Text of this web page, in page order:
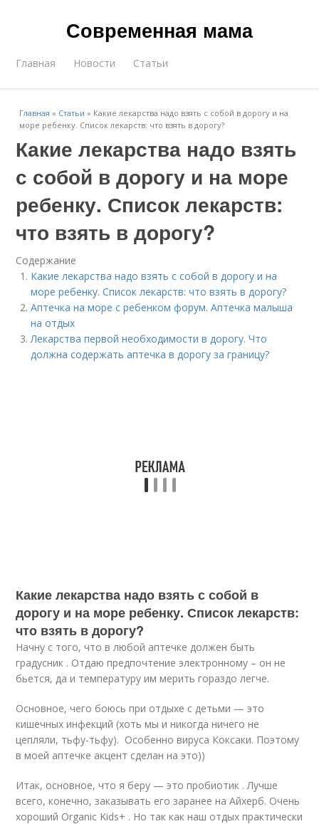
Современная мама
Главная Новости Статьи
Главная » Статьи » Какие лекарства надо взять с собой в дорогу и на
море ребенку. Список лекарств: что взять в дорогу?
Какие лекарства надо взять
с собой в дорогу и на море
ребенку. Список лекарств:
что взять в дорогу?
Содержание
Какие лекарства надо взять с собой в дорогу и на
море ребенку. Список лекарств: что взять в дорогу?
Аптечка на море с ребенком форум. Аптечка малыша
на отдых
Лекарства первой необходимости в дорогу. Что
должна содержать аптечка в дорогу за границу?
Какие лекарства надо взять с собой в
дорогу и на море ребенку. Список лекарств:
что взять в дорогу?
Начну с того, что в любой аптечке должен быть
градусник . Отдаю предпочтение электронному – он не
бьется, да и температуру им мерить гораздо легче.
Основное, чего боюсь при отдыхе с детьми — это
кишечных инфекций (хоть мы и никогда ничего не
цепляли, тьфу-тьфу). Особенно вируса Коксаки. Поэтому
в моей аптечке акцент сделан на это))
Итак, основное, что я беру — это пробиотик . Лучше
всего, конечно, заказывать его заранее на Айхерб. Очень
хороший Organic Kids+ . Но так как наш отдых практически